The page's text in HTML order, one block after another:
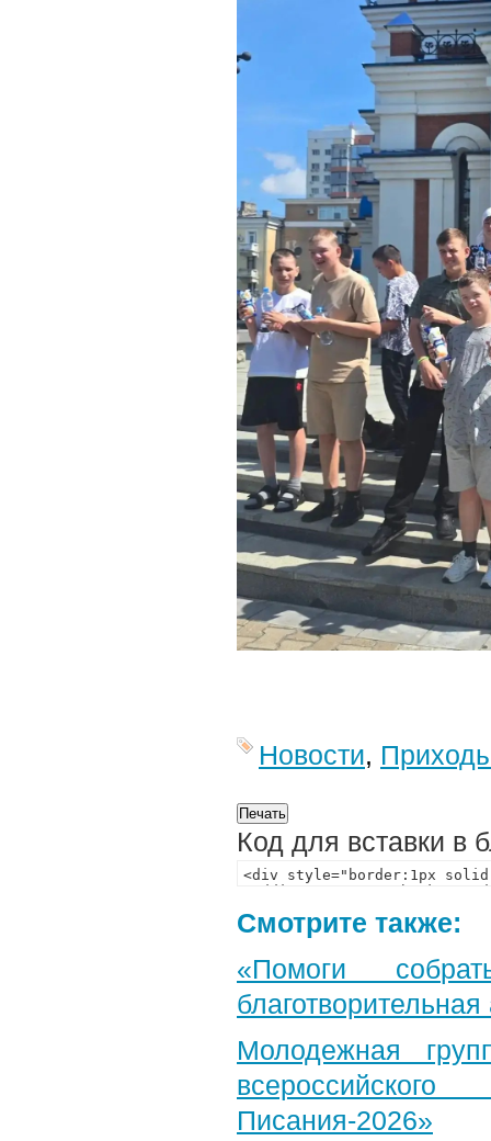
Новости,
Код для вставки в
Смотрите также:
«Помоги
Молодежная
Писания-2026»